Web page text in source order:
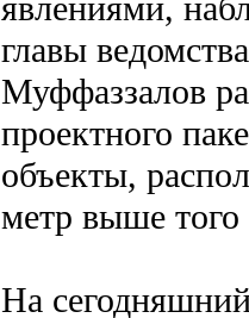
явлениями,
главы
Муффаззалов
проектного
объекты,
метр выше того
На